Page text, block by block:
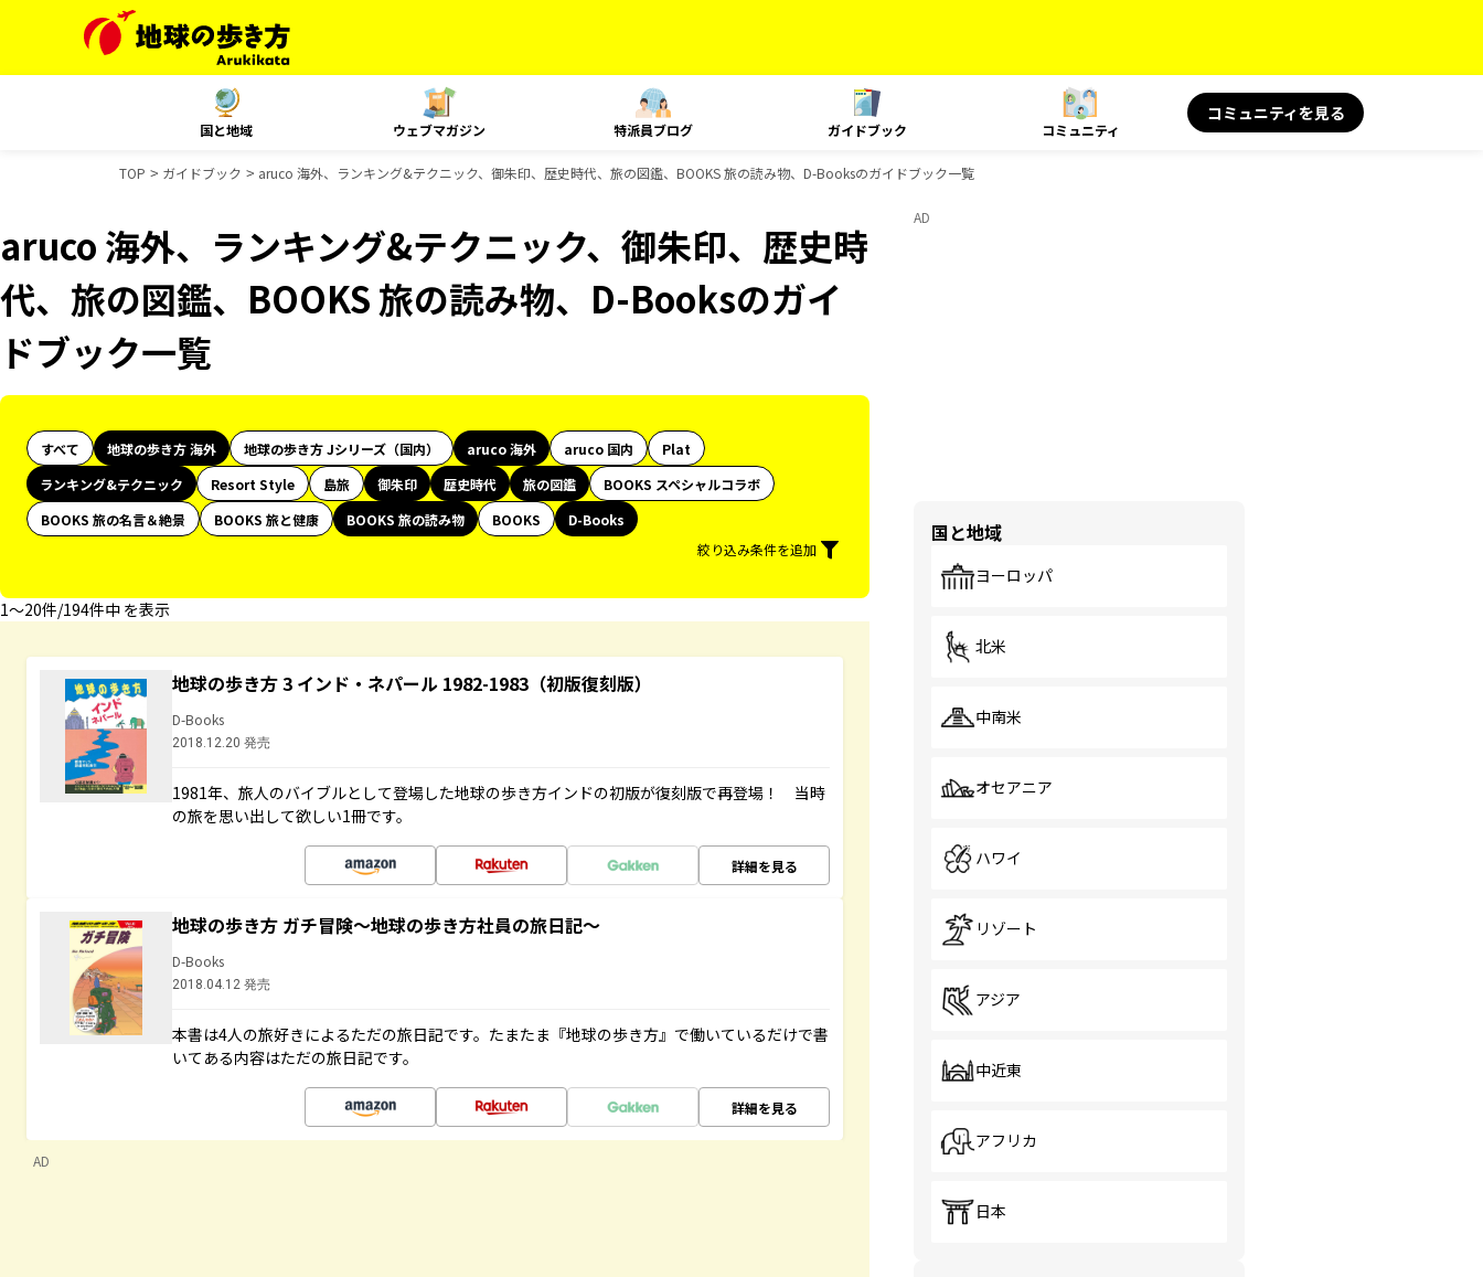
国と地域 ウェブマガジン 特派員ブログ ガイドブック コミュニティ
コミュニティを見る
TOP ガイドブック aruco 海外、ランキング&テクニック、御朱印、歴史時代、旅の図鑑、BOOKS 旅の読み物、D-Booksのガイドブック一覧
aruco 海外、ランキング&テクニック、御朱印、歴史時
代、旅の図鑑、BOOKS 旅の読み物、D-Booksのガイ
ドブック一覧
すべて 地球の歩き方 海外 地球の歩き方 Jシリーズ（国内） aruco 海外 aruco 国内
Plat
ランキング&テクニック
Resort Style 島旅 御朱印 歴史時代 旅の図鑑
BOOKS スペシャルコラボ
BOOKS 旅の名言＆絶景
BOOKS 旅と健康 BOOKS 旅の読み物 BOOKS
D-Books
絞り込み条件を追加
1〜20件/194件中 を表示
地球の歩き方 3 インド・ネパール 1982-1983（初版復刻版）
D-Books
2018.12.20 発売
1981年、旅人のバイブルとして登場した地球の歩き方インドの初版が復刻版で再登場！ 当時
の旅を思い出して欲しい1冊です。
詳細を見る
地球の歩き方 ガチ冒険～地球の歩き方社員の旅日記～
D-Books
2018.04.12 発売
本書は4人の旅好きによるただの旅日記です。たまたま『地球の歩き方』で働いているだけで書
いてある内容はただの旅日記です。
詳細を見る
AD
AD
国と地域
ヨーロッパ
北米
中南米
オセアニア
ハワイ
リゾート
アジア
中近東
アフリカ
日本